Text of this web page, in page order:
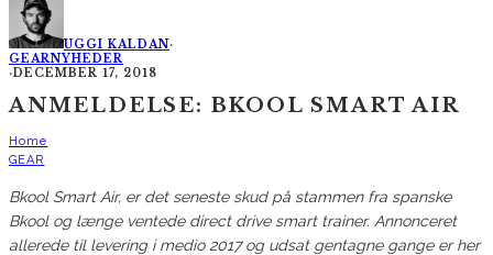
UGGI KALDAN·
GEARNYHEDER
·DECEMBER 17, 2018
ANMELDELSE: BKOOL SMART AIR
Home
GEAR
Bkool Smart Air, er det seneste skud på stammen fra spanske
Bkool og længe ventede direct drive smart trainer. Annonceret
allerede til levering i medio 2017 og udsat gentagne gange er her